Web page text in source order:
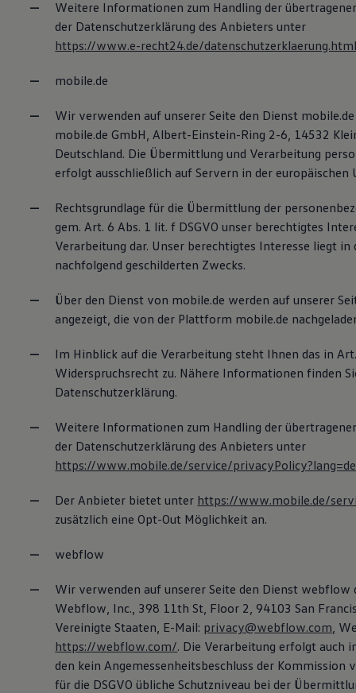
Weitere Informationen zum Handling der
der Datenschutzerklärung des Anbieters unter
https://www.e-recht24.de/
mobile.de
Wir verwenden auf unserer Seite den Dienst
mobile.de GmbH, Albert-Einstein-Ring 2-6, 14532
Deutschland. Die Übermittlung und Verarbeitung
erfolgt ausschließlich auf Servern in der europäischen
Rechtsgrundlage für die Übermittlung der
gem. Art. 6 Abs. 1 lit. f DSGVO unser berechtigtes
Verarbeitung dar. Unser berechtigtes Interesse liegt in
nachfolgend geschilderten Zwecks.
Über den Dienst von mobile.de werden auf unserer
angezeigt, die von der Plattform mobile.de
Im Hinblick auf die Verarbeitung steht Ihnen das in
Widerspruchsrecht zu. Nähere Informationen finden
Datenschutzerklärung.
Weitere Informationen zum Handling der
der Datenschutzerklärung des Anbieters unter
https://www.mobile.de/service/privacyPolicy?lang=de
Der Anbieter bietet unter https://www.mobile.de/
zusätzlich eine Opt-Out Möglichkeit an.
webflow
Wir verwenden auf unserer Seite den Dienst webflow
Webflow, Inc., 398 11th St, Floor 2, 94103 San
Vereinigte Staaten, E-Mail: privacy@webflow.com,
https://webflow.com/. Die Verarbeitung erfolgt auch
den kein Angemessenheitsbeschluss der Kommission
für die DSGVO übliche Schutzniveau bei der